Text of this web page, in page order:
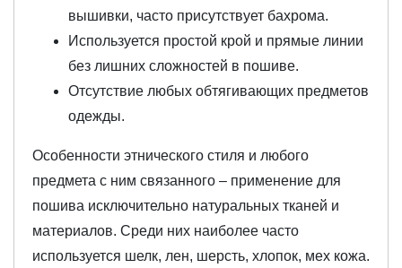
вышивки, часто присутствует бахрома.
Используется простой крой и прямые линии
без лишних сложностей в пошиве.
Отсутствие любых обтягивающих предметов
одежды.
Особенности этнического стиля и любого
предмета с ним связанного – применение для
пошива исключительно натуральных тканей и
материалов. Среди них наиболее часто
используется шелк, лен, шерсть, хлопок, мех кожа.